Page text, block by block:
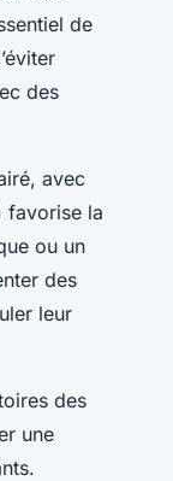
de
des
avec
favorise la
ou un
des
leur
des
une